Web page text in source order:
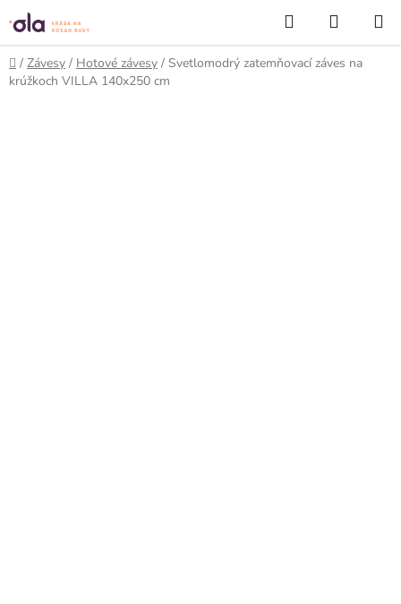
Prejsť
na
obsah
Hľadať
KOŠÍK
Domov
/ Závesy / Hotové závesy / Svetlomodrý zatemňovací záves na
krúžkoch VILLA 140x250 cm